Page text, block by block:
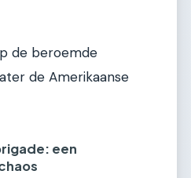
de beroemde
de Amerikaanse
een